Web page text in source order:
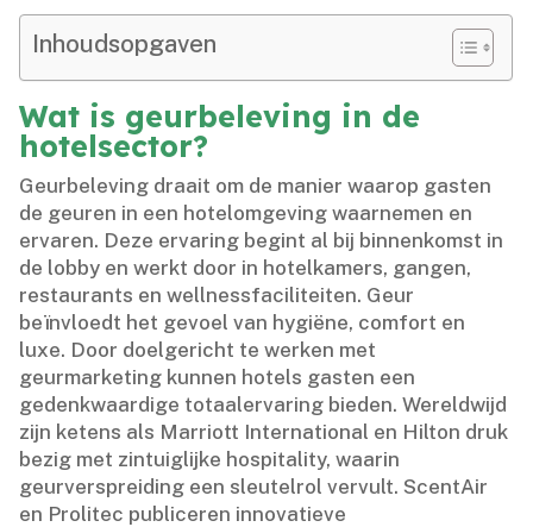
Inhoudsopgaven
Wat is geurbeleving in de
hotelsector?
Geurbeleving draait om de manier waarop gasten
de geuren in een hotelomgeving waarnemen en
ervaren.​ Deze ervaring begint al bij binnenkomst in
de lobby en werkt door in hotelkamers, gangen,
restaurants en wellnessfaciliteiten.​ Geur
beïnvloedt het gevoel van hygiëne, comfort en
luxe.​ Door doelgericht te werken met
geurmarketing kunnen hotels gasten een
gedenkwaardige totaalervaring bieden.​ Wereldwijd
zijn ketens als Marriott International en Hilton druk
bezig met zintuiglijke hospitality, waarin
geurverspreiding een sleutelrol vervult.​ ScentAir
en Prolitec publiceren innovatieve